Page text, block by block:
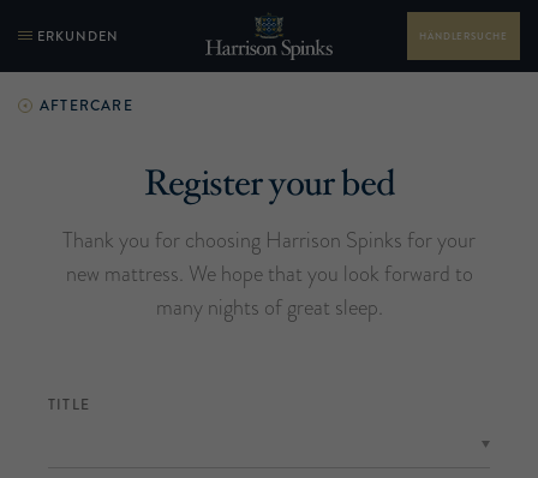
ERKUNDEN HÄNDLERSUCHE
AFTERCARE
Register your bed
Thank you for choosing Harrison Spinks for your
new mattress. We hope that you look forward to
many nights of great sleep.
TITLE